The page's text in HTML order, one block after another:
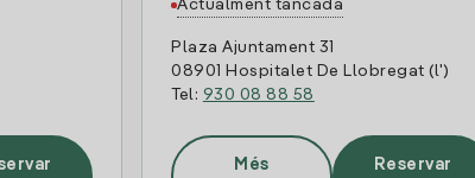
Actualment tancada
Plaza Ajuntament 31
08901 Hospitalet De Llobregat (l')
Tel: 930 08 88 58
Més
Reservar